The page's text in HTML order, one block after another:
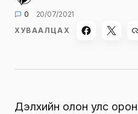
0
20/07/2021
ХУВААЛЦАХ
Дэлхийн олон улс